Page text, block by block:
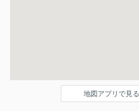
地図アプリで見る